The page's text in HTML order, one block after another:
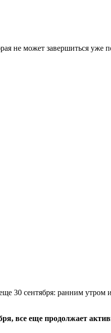
не может завершиться уже
30 сентября: ранним утром
все еще продолжает